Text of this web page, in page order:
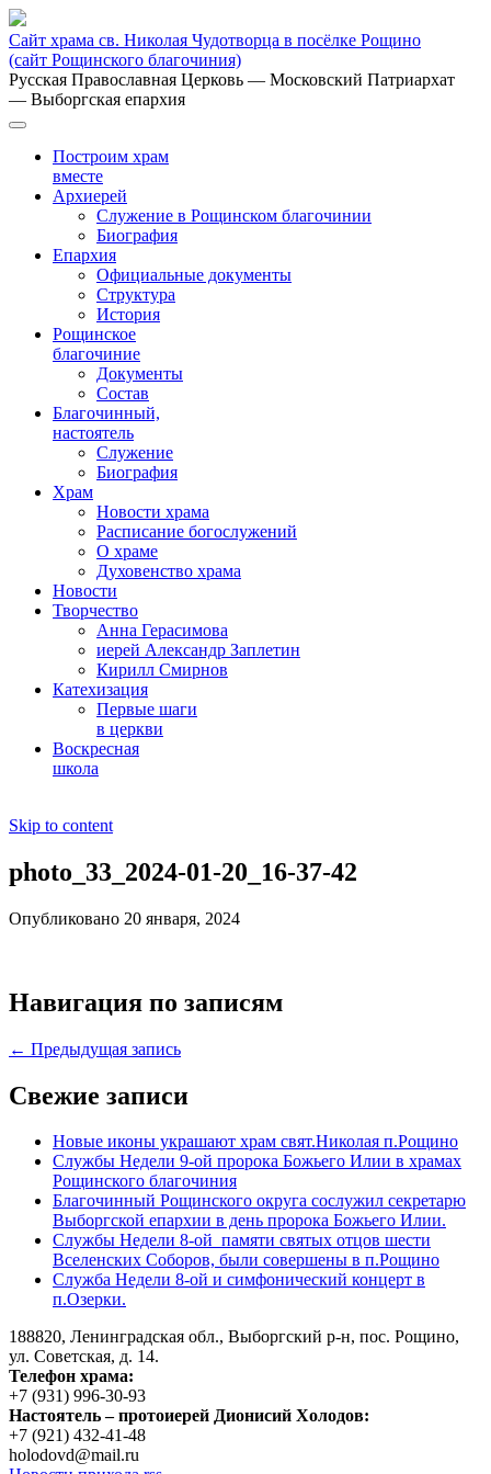
Сайт храма св. Николая Чудотворца в посёлке Рощино
(сайт Рощинского благочиния)
Русская Православная Церковь — Московский Патриархат
— Выборгская епархия
Построим храм
вместе
Архиерей
Служение в Рощинском благочинии
Биография
Епархия
Официальные документы
Структура
История
Рощинское
благочиние
Документы
Состав
Благочинный,
настоятель
Служение
Биография
Храм
Новости храма
Расписание богослужений
О храме
Духовенство храма
Новости
Творчество
Анна Герасимова
иерей Александр Заплетин
Кирилл Смирнов
Катехизация
Первые шаги
в церкви
Воскресная
школа
Skip to content
photo_33_2024-01-20_16-37-42
Опубликовано 20 января, 2024
Навигация по записям
← Предыдущая запись
Свежие записи
Новые иконы украшают храм свят.Николая п.Рощино
Службы Недели 9-ой пророка Божьего Илии в храмах
Рощинского благочиния
Благочинный Рощинского округа сослужил секретарю
Выборгской епархии в день пророка Божьего Илии.
Службы Недели 8-ой памяти святых отцов шести
Вселенских Соборов, были совершены в п.Рощино
Служба Недели 8-ой и симфонический концерт в
п.Озерки.
188820, Ленинградская обл., Выборгский р-н, пос. Рощино,
ул. Советская, д. 14.
Телефон храма:
+7 (931) 996-30-93
Настоятель – протоиерей Дионисий Холодов:
+7 (921) 432-41-48
holodovd@mail.ru